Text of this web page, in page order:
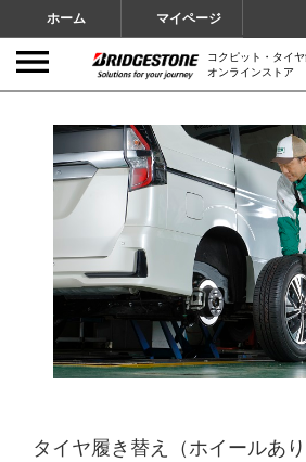
ホーム マイページ
コクピット・タイ
オンラインストア
タイヤ履き替え（ホイールあ